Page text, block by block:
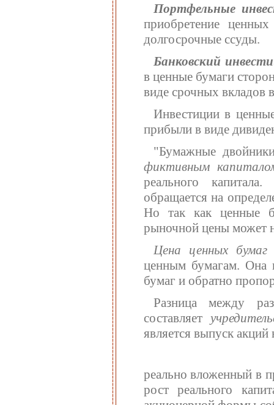
Портфельные
приобретение
долгосрочные ссуды.
Банковский
в ценные бумаги
виде срочных вкладов
Инвестиции в
прибыли в виде
"Бумажные
фиктивным
реального
обращается на
Но так как ценные
рыночной цены может
Цена ценных бумаг
ценным бумагам. Она
бумаг и обратно
Разница между
составляет
является выпуск
реально вложенный в
рост реального